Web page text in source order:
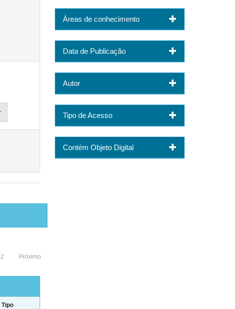
2 Próximo
Tipo
Áreas de conhecimento
Data de Publicação
Autor
Tipo de Acesso
Contém Objeto Digital